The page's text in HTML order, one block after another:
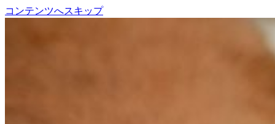
コンテンツへスキップ